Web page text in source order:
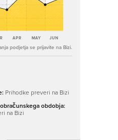
podjetja se prijavite na Bizi.
Prihodke preveri na Bizi
obdobja:
na Bizi